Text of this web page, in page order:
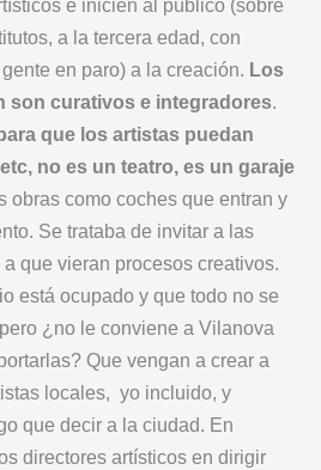
e inicien al público (sobre
a la tercera edad, con
en paro) a la creación. Los
son curativos e integradores.
que los artistas puedan
no es un teatro, es un garaje
obras como coches que entran y
Se trataba de invitar a las
que vieran procesos creativos.
está ocupado y que todo no se
¿no le conviene a Vilanova
Que vengan a crear a
locales, yo incluido, y
que decir a la ciudad. En
directores artísticos en dirigir